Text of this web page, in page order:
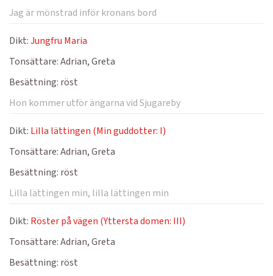
Jag är mönstrad inför kronans bord
Dikt:Jungfru Maria
Tonsättare:Adrian, Greta
Besättning: röst
Hon kommer utför ängarna vid Sjugareby
Dikt: Lilla lättingen (Min guddotter: I)
Tonsättare:Adrian, Greta
Besättning: röst
Lilla lättingen min, lilla lättingen min
Dikt: Röster på vägen (Yttersta domen: III)
Tonsättare:Adrian, Greta
Besättning: röst